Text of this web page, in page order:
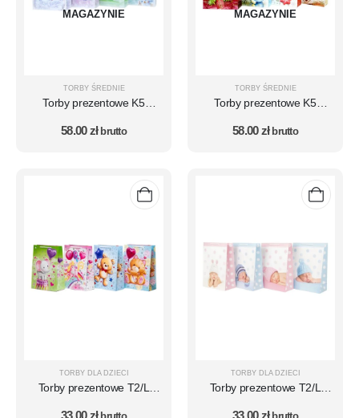
MAGAZYNIE
TORBY ŚREDNIE
Torby prezentowe K5
wzór 18
58.00zł brutto
MAGAZYNIE
TORBY ŚREDNIE
Torby prezentowe K5
wzór 6
58.00zł brutto
TORBY DLA DZIECI
Torby prezentowe T2/L
33.00zł
TORBY DLA DZIECI
Torby prezentowe T2/L
33.00zł